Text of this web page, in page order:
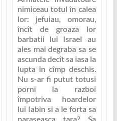
nimiceau totul în calea
lor: jefuiau, omorau,
încît de groaza lor
barbatii lui Israel au
ales mai degraba sa se
ascunda decît sa iasa la
lupta în cîmp deschis.
Nu s-ar fi putut totusi
porni la razboi
împotriva hoardelor
lui Iabin si a le forta sa
paraseasca tara? Sa